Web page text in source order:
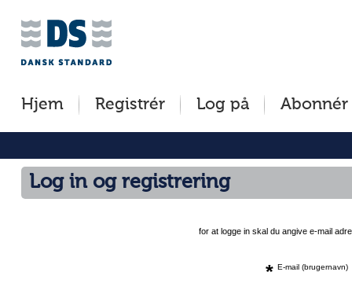
Jump
[s]Hjem Registrér Log på Abonnér
Log in og registrering
for at logge in skal du angive e-mail
* E-mail (brugernavn)